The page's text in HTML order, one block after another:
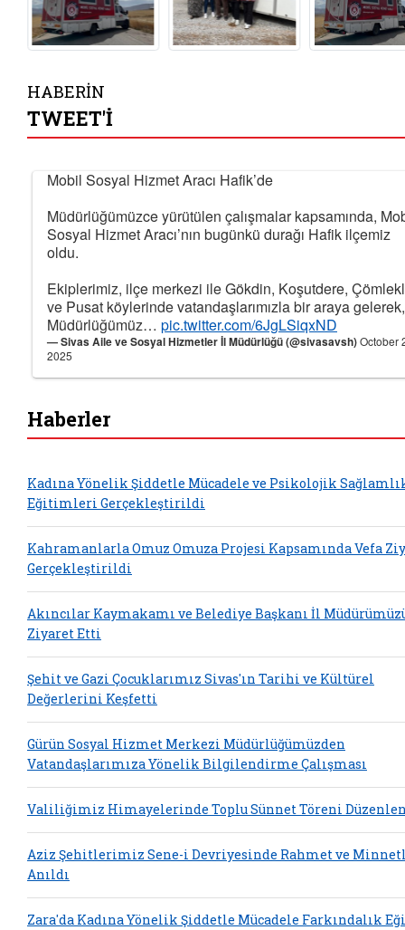
HABERİN
TWEET'İ
Mobil Sosyal Hizmet Aracı Hafik’de
Müdürlüğümüzce yürütülen çalışmalar kapsamında,
Sosyal Hizmet Aracı’nın bugünkü durağı Hafik ilçemiz
oldu.
Ekiplerimiz, ilçe merkezi ile Gökdin, Koşutdere,
ve Pusat köylerinde vatandaşlarımızla bir araya gelerek,
Müdürlüğümüz… pic.twitter.com/6JgLSiqxND
— Sivas Aile ve Sosyal Hizmetler İl Müdürlüğü (@sivasavsh)October
2025
Haberler
Kadına Yönelik Şiddetle Mücadele ve Psikolojik
Eğitimleri Gerçekleştirildi
Kahramanlarla Omuz Omuza Projesi Kapsamında Vefa
Gerçekleştirildi
Akıncılar Kaymakamı ve Belediye Başkanı İl
Ziyaret Etti
Şehit ve Gazi Çocuklarımız Sivas'ın Tarihi ve Kültürel
Değerlerini Keşfetti
Gürün Sosyal Hizmet Merkezi Müdürlüğümüzden
Vatandaşlarımıza Yönelik Bilgilendirme Çalışması
Valiliğimiz Himayelerinde Toplu Sünnet Töreni
Aziz Şehitlerimiz Sene-i Devriyesinde Rahmet ve
Anıldı
Zara'da Kadına Yönelik Şiddetle Mücadele Farkındalık